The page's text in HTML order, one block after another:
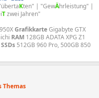
Kten" | "GewÄhrleistung" |
Tzwei Jahren"​
GrafikkarteGigabyte GTX
RAM 128GB ADATA XPG Z1
SSDs 512GB 960 Pro, 500GB 850
Themas